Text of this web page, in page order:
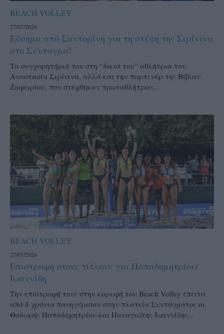
BEACH VOLLEY
27/07/2026
Εύσημα από Σαντορίνη για τη στέψη της Σιρίνινα
στο Σύνταγμα!
Τα συγχαρητήριά του στη “δικιά του” αθλήτρια του
Αναστασία Σιρίνινα, αλλά και την παρτενέρ της Βίβιαν
Ζαφειρίου, που στέφθηκαν πρωταθλήτριες...
BEACH VOLLEY
27/07/2026
Επιστροφή στους τίτλους για Παπαδημητρίου/
Ιωαννίδη
Την επιστροφή τους στην κορυφή του Beach Volley έπειτα
από 4 χρόνια πανηγύρισαν στην πλατεία Συντάγματος οι
Θοδωρής Παπαδημητρίου και Παναγιώτης Ιωαννίδης...